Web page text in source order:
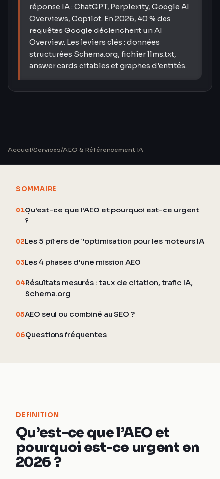
réponse IA : ChatGPT, Perplexity, Google AI
Overviews, Copilot. En 2026, 40 % des
requêtes Google déclenchent un AI
Overview. Les leviers clés : données
structurées Schema.org, fichier llms.txt,
answer cards citables et graphes d'entités.
Accueil/Services/AEO & Référencement IA
SOMMAIRE
01Qu'est-ce que l'AEO et pourquoi est-ce urgent
?
02Les 5 piliers de l'optimisation pour les moteurs IA
03Les 4 phases d'une mission AEO
04Résultats mesurés : taux de citation, trafic IA,
Schema.org
05AEO seul ou combiné au SEO ?
06Questions fréquentes
DEFINITION
Qu’est-ce que l’AEO et
pourquoi est-ce urgent en
2026 ?